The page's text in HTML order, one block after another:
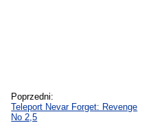
Poprzedni:
Teleport Nevar Forget: Revenge
No 2,5